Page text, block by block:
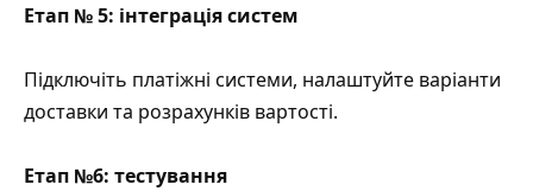
Етап № 5: інтеграція систем
Підключіть платіжні системи, налаштуйте варіанти
доставки та розрахунків вартості.
Етап №6: тестування